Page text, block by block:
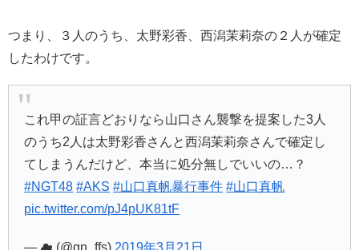
つまり、３人のうち、太野彩香、西潟茉莉奈の２人が確定
したわけです。
これ甲の証言どおりなら山口さん襲撃を提案した3人
のうち2人は太野彩香さんと西潟茉莉奈さんで確定し
てしまうんだけど、本当に処分無しでいいの…？
#NGT48 #AKS #山口真帆暴行事件 #山口真帆
pic.twitter.com/pJ4pUK81tF
— ☁︎ (@gn_ffs) 2019年3月21日